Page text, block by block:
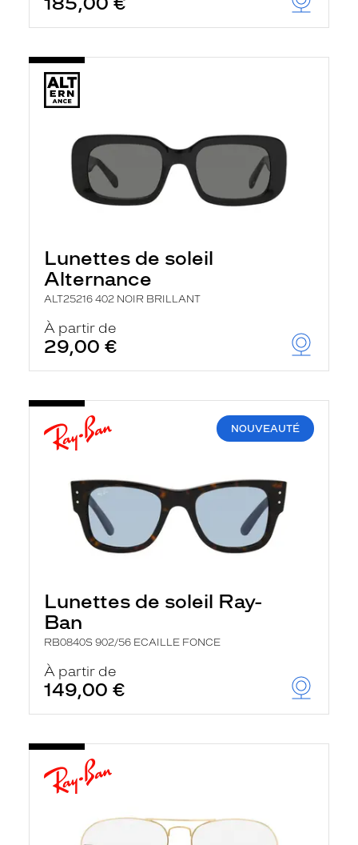
Lunettes de soleil
Alternance
ALT25216 402 NOIR BRILLANT
À partir de
29,00 €
NOUVEAUTÉ
Lunettes de soleil Ray-
Ban
RB0840S 902/56 ECAILLE FONCE
À partir de
149,00 €